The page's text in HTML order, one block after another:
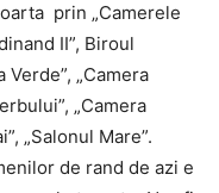
prin „Camerele
II”, Biroul
Verde”, „Camera
„Camera
„Salonul Mare”.
de rand de azi e